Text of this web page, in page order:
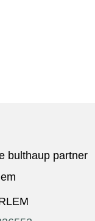
bulthaup partner